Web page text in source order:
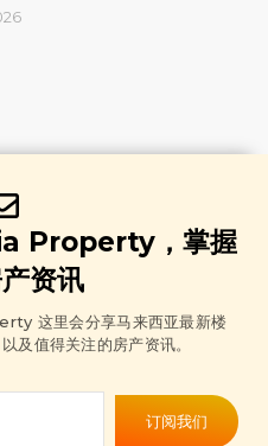
Property，掌握
资讯
这里会分享马来西亚最新楼
及值得关注的房产资讯。
订阅我们